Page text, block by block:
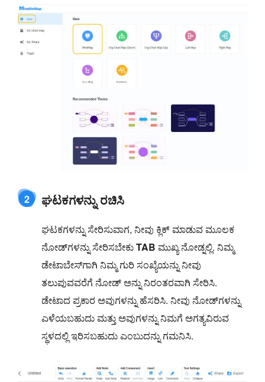
2 ಘಟಕಗಳನ್ನು ರಚಿಸಿ
ಘಟಕಗಳನ್ನು ಸೇರಿಸುವಾಗ, ನೀವು ಕ್ಲಿಕ್ ಮಾಡುವ ಮೂಲಕ
ನೋಡ್‌ಗಳನ್ನು ಸೇರಿಸಬೇಕುTAB ಮುಖ್ಯ ನೋಡ್ನಲ್ಲಿ. ನಿಮ್ಮ
ಡೇಟಾಬೇಸ್‌ಗಾಗಿ ನಿಮ್ಮ ಗುರಿ ಸಂಖ್ಯೆಯನ್ನು ನೀವು
ತಲುಪುವವರೆಗೆ ನೋಡ್ ಅನ್ನು ನಿರಂತರವಾಗಿ ಸೇರಿಸಿ.
ಡೇಟಾದ ಪ್ರಕಾರ ಅವುಗಳನ್ನು ಹೆಸರಿಸಿ. ನೀವು ನೋಡ್‌ಗಳನ್ನು
ಎಳೆಯಬಹುದು ಮತ್ತು ಅವುಗಳನ್ನು ನಿಮಗೆ ಅಗತ್ಯವಿರುವ
ಸ್ಥಳದಲ್ಲಿ ಇರಿಸಬಹುದು ಎಂಬುದನ್ನು ಗಮನಿಸಿ.